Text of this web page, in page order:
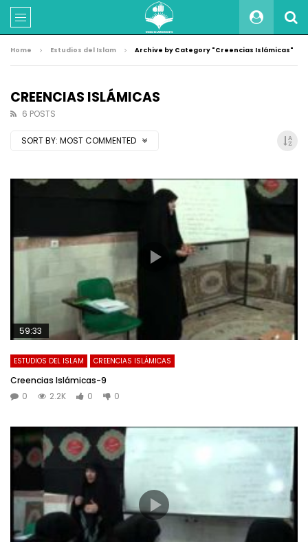
Home Estudios del Islam Archive by Category "Creencias Islámicas"
CREENCIAS ISLÁMICAS
6 POSTS
SORT BY: MOST COMMENTED
59:33
ESTUDIOS DEL ISLAM CREENCIAS ISLÁMICAS
Creencias Islámicas-9
0
2.2K 0 0